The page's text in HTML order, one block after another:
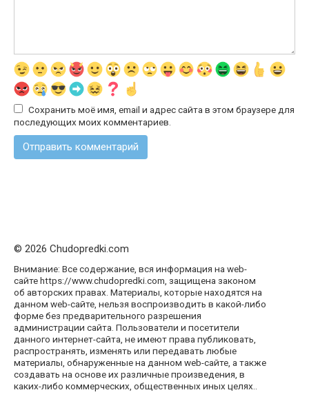
Сохранить моё имя, email и адрес сайта в этом браузере для
последующих моих комментариев.
© 2026 Chudopredki.com
Внимание: Все содержание, вся информация на web-
сайте https://www.chudopredki.com, защищена законом
об авторских правах. Материалы, которые находятся на
данном web-сайте, нельзя воспроизводить в какой-либо
форме без предварительного разрешения
администрации сайта. Пользователи и посетители
данного интернет-сайта, не имеют права публиковать,
распространять, изменять или передавать любые
материалы, обнаруженные на данном web-сайте, а также
создавать на основе их различные произведения, в
каких-либо коммерческих, общественных иных целях..